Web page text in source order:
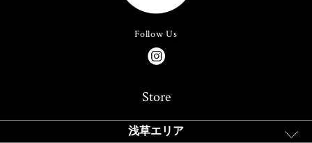
Follow Us
Store
浅草エリア